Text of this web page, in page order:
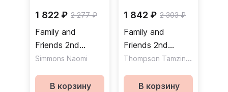
1 822 ₽ 2 277 ₽
Family and
Friends 2nd
Edition 4 Class
Simmons Naomi
В корзину
1 842 ₽ 2 303 ₽
Family and
Friends 2nd
Edition 3 Class
Thompson Tamzin
,Simmons
В корзину